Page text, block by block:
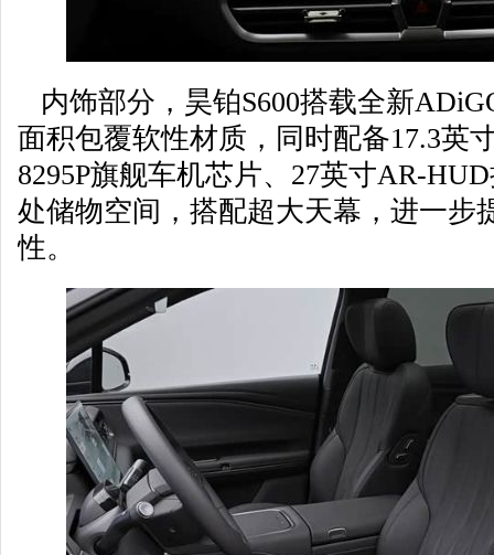
内饰部分，昊铂S600搭载全新
面积包覆软性材质，同时配备17.3英
8295P旗舰车机芯片、27英寸AR-
处储物空间，搭配超大天幕，进一步
性。